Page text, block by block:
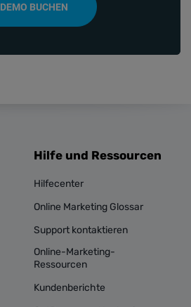
DEMO BUCHEN
Hilfe und Ressourcen
Hilfecenter
Online Marketing Glossar
Support kontaktieren
Online-Marketing-
Ressourcen
Kundenberichte